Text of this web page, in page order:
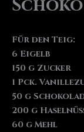
Für den Teig:
6 Eigelb
150 g Zucker
1 Pck.
50 g
200 g
60 g Mehl